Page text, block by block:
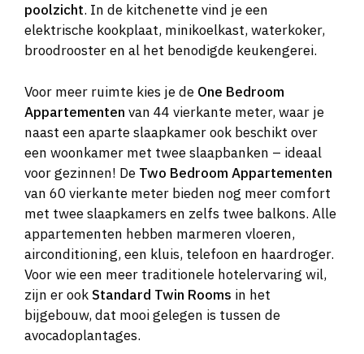
poolzicht. In de kitchenette vind je een
elektrische kookplaat, minikoelkast, waterkoker,
broodrooster en al het benodigde keukengerei.
Voor meer ruimte kies je de One Bedroom
Appartementen van 44 vierkante meter, waar je
naast een aparte slaapkamer ook beschikt over
een woonkamer met twee slaapbanken – ideaal
voor gezinnen! De Two Bedroom Appartementen
van 60 vierkante meter bieden nog meer comfort
met twee slaapkamers en zelfs twee balkons. Alle
appartementen hebben marmeren vloeren,
airconditioning, een kluis, telefoon en haardroger.
Voor wie een meer traditionele hotelervaring wil,
zijn er ookStandard Twin Rooms in het
bijgebouw, dat mooi gelegen is tussen de
avocadoplantages.